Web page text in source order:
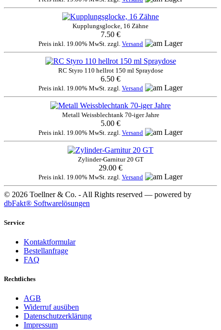
Kupplungsglocke, 16 Zähne
7.50 €
Preis inkl. 19.00% MwSt. zzgl. Versand
RC Styro 110 hellrot 150 ml Spraydose
6.50 €
Preis inkl. 19.00% MwSt. zzgl. Versand
Metall Weissblechtank 70-iger Jahre
5.00 €
Preis inkl. 19.00% MwSt. zzgl. Versand
Zylinder-Garnitur 20 GT
29.00 €
Preis inkl. 19.00% MwSt. zzgl. Versand
© 2026 Toellner & Co. - All Rights reserved — powered by
dbFakt® Softwarelösungen
Service
Kontaktformular
Bestellanfrage
FAQ
Rechtliches
AGB
Widerruf ausüben
Datenschutzerklärung
Impressum